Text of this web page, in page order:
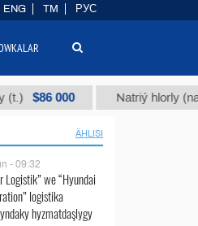
000 Natriý hlorly (nahar
ÄHLISI
- 09:32
Logistik” we “Hyundai
logistika
hyzmatdaşlygy
ENG TM РУС